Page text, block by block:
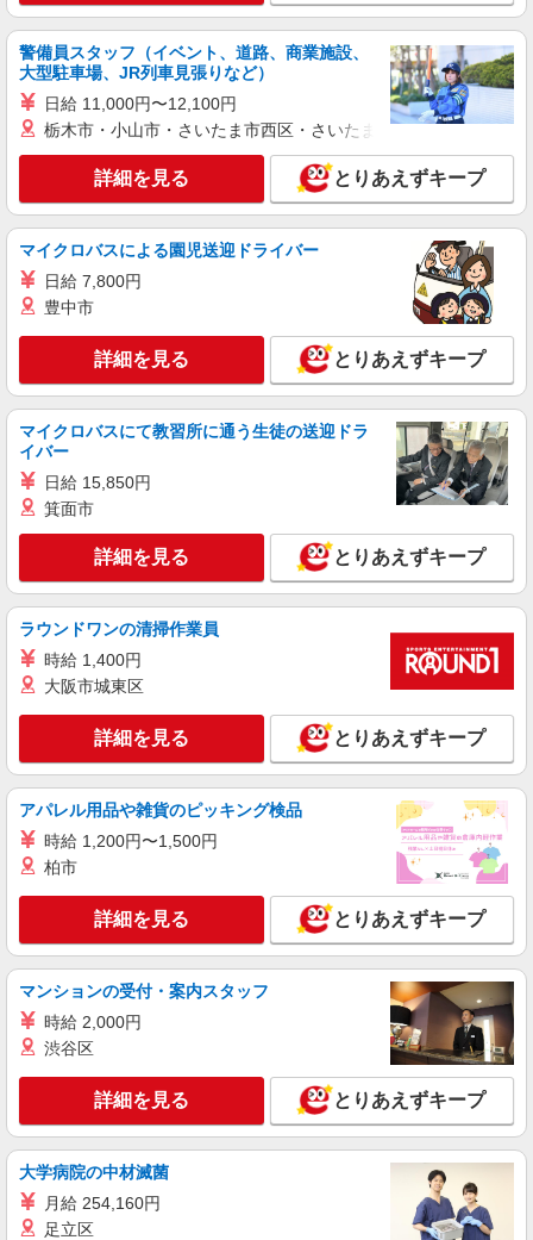
戦！シフト相談OK♪
時給1600円〜2250円 ＜日払い有/週払い有/交
通費全支給(ガソリン代含む)＞
詳細を見る
有料老人ホームでの看護師
時給：2100円〜2200円 ※資格や経験などに
キープ 詳細を見る
アルバイト パート 派遣社員
日研トータルソーシング株式会社 メディカルケア事業部/千葉オフィ
ス【看護助手】
時給1,300円 ★週払いOK（規定あり） ※給与
幅は経験・能力による
千葉県千葉市若葉区 【最寄駅】千城台北駅
詳細を見る
アルバイト パート
日研トータルソーシング株式会社 メディカルケア事業部/千葉オフィ
ス【看護助手】
看護助手（ナースエイド）
時給1,300円 ★週払いOK（規定あり） ※給与
幅は経験・能力による
千葉県千葉市若葉区 【最寄駅】千城台北駅
キープ 詳細を見る
派遣社員
株式会社kotrio /●CB-H-1855228
都賀駅＊看護助手(資格経験不問)募集♪食事配
時給1600円〜2250円 ＜日払い有/週払い有/交
通費全支給(ガソリン代含む)＞
千葉市若葉区//都賀駅すぐ！
キープ 詳細を見る
派遣社員
警備員スタッフ（イベント、道路、商業施設、
大型駐車場、JR列車見張りなど）
日給 11,000円〜12,100円
栃木市・小山市・さいたま市西区・さいたま市岩槻区・久喜市・
詳細を見る とりあえずキープ
マイクロバスによる園児送迎ドライバー
日給 7,800円
豊中市
詳細を見る とりあえずキープ
マイクロバスにて教習所に通う生徒の送迎ドラ
イバー
日給 15,850円
箕面市
詳細を見る とりあえずキープ
ラウンドワンの清掃作業員
時給 1,400円
大阪市城東区
詳細を見る とりあえずキープ
アパレル用品や雑貨のピッキング検品
時給 1,200円〜1,500円
柏市
詳細を見る とりあえずキープ
マンションの受付・案内スタッフ
時給 2,000円
渋谷区
詳細を見る とりあえずキープ
大学病院の中材滅菌
月給 254,160円
足立区